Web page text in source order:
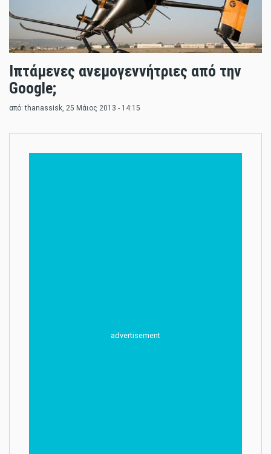
Ιπτάμενες ανεμογεννήτριες από την
Google;
από:thanassisk, 25 Μάιος 2013 - 14:15
advertisement